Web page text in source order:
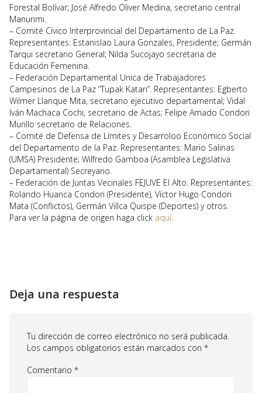
Forestal Bolívar; José Alfredo Oliver Medina, secretario central
Manurimi.
– Comité Cívico Interprovincial del Departamento de La Paz.
Representantes: Estanislao Laura Gonzales, Presidente; Germán
Tarqui secretario General; Nilda Sucojayo secretaria de
Educación Femenina.
– Federación Departamental Unica de Trabajadores
Campesinos de La Paz “Tupak Katari”. Representantes: Egberto
Wilmer Llanque Mita, secretario ejecutivo departamental; Vidal
Iván Machaca Cochi, secretario de Actas; Felipe Amado Condori
Murillo secretario de Relaciones.
– Comité de Defensa de Límites y Desarroloo Económico Social
del Departamento de la Paz. Representantes: Mario Salinas
(UMSA) Presidente; Wilfredo Gamboa (Asamblea Legislativa
Departamental) Secreyario.
– Federación de Juntas Vecinales FEJUVE El Alto. Representantes:
Rolando Huanca Condori (Presidente), Víctor Hugo Condori
Mata (Conflictos), Germán Villca Quispe (Deportes) y otros.
Para ver la página de origen haga click aquí.
Deja una respuesta
Tu dirección de correo electrónico no será publicada.
Los campos obligatorios están marcados con *
Comentario *